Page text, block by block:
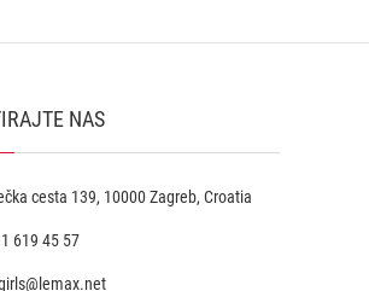
NAS
cesta 139, 10000 Zagreb, Croatia
619 45 57